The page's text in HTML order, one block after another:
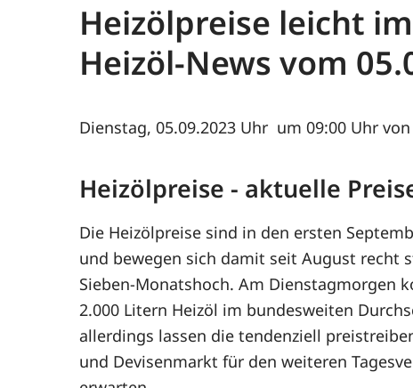
Heizölpreise leicht
Heizöl-News vom
Dienstag, 05.09.2023 um 09:00 Uhr
Heizölpreise - aktuelle
Die Heizölpreise sind in den ersten
und bewegen sich damit seit August recht
Sieben-Monatshoch. Am Dienstagmorgen
2.000 Litern Heizöl im bundesweiten
allerdings lassen die tendenziell
und Devisenmarkt für den weiteren